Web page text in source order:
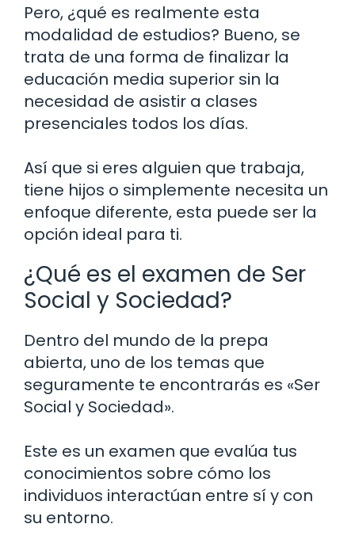
Pero, ¿qué es realmente esta
modalidad de estudios? Bueno, se
trata de una forma de finalizar la
educación media superior sin la
necesidad de asistir a clases
presenciales todos los días.
Así que si eres alguien que trabaja,
tiene hijos o simplemente necesita un
enfoque diferente, esta puede ser la
opción ideal para ti.
¿Qué es el examen de Ser
Social y Sociedad?
Dentro del mundo de la prepa
abierta, uno de los temas que
seguramente te encontrarás es «Ser
Social y Sociedad».
Este es un examen que evalúa tus
conocimientos sobre cómo los
individuos interactúan entre sí y con
su entorno.